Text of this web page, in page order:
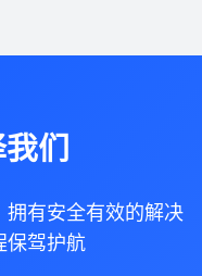
们
有安全有效的解决
保驾护航